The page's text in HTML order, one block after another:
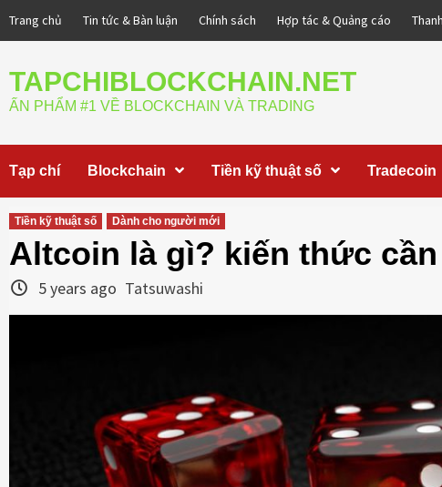
Trang chủ Tin tức & Bàn luận Chính sách Hợp tác & Quảng cáo
TAPCHIBLOCKCHAIN.NET
ẤN PHẨM #1 VỀ BLOCKCHAIN VÀ TRADING
Tạp chí Blockchain Tiền kỹ thuật số Tradecoin
Tiền kỹ thuật số Dành cho người mới
Altcoin là gì? kiến thức
5 years ago Tatsuwashi